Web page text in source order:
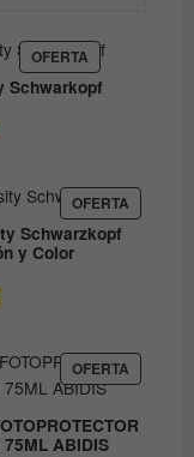
OFERTA PRODUCTO
EN
OFERTA
Schwarkopf
OFERTA
EN
Schwarzkopf
y Color
El
precio
es:
14.80€.
OFERTA
EN
ABIDIS